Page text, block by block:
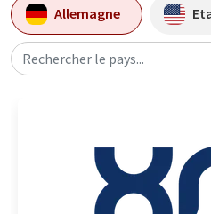
Allemagne
Rechercher le pays...